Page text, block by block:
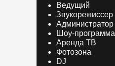
Ведущий
Звукорежиссер
Администратор
Шоу-программа
Аренда ТВ
Фотозона
DJ